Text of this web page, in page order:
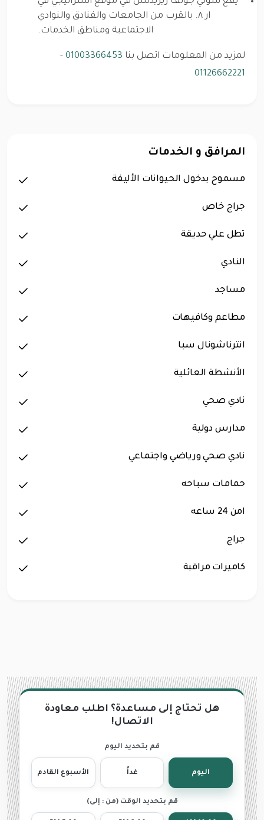
ار ٨. بالقرب من الجامعات والفنادق والنوادي
الاجتماعية ومناطق الخدمات.
لمزيد من المعلومات اتصل بنا 01003366453
-
01126662221
المرافق و الخدمات
مسموح بدخول الحيوانات الأليفة
جراج خاص
تطل علي حديقة
النادي
مساجد
مطاعم وكافيهات
انترناشونال سبا
الأنشطة العائلية
نادي صحي
مدارس دولية
نادي صحي ورياضي واجتماعي
حمامات سباحه
امن 24 ساعه
جراج
كاميرات مراقبة
هل تحتاج إلى مساعدة؟ اطلب معاودة
الاتصال!
قم بتحديد اليوم
اليوم غداً الأسبوع القادم
قم بتحديد الوقت (من : إلى)